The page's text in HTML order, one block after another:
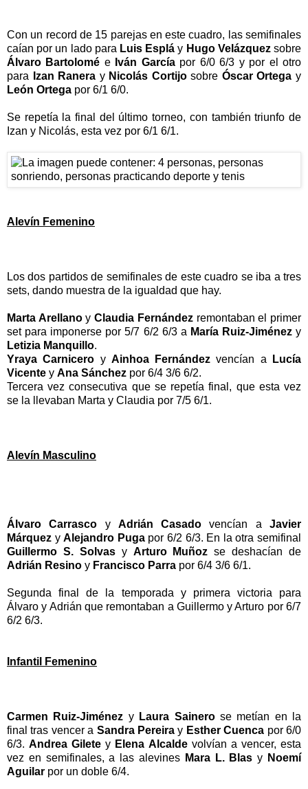
Con un record de 15 parejas en este cuadro, las semifinales
caían por un lado para Luis Esplá y Hugo Velázquezsobre
Álvaro Bartolomé e Iván Garcíapor 6/0 6/3 y por el otro
para
Izan Ranera y Nicolás Cortijosobre Óscar Ortega y
León Ortega por 6/1 6/0.
Se repetía la final del último torneo, con también triunfo de
Izan y Nicolás, esta vez por 6/1 6/1.
Alevín Femenino
Los dos partidos de semifinales de este cuadro se iba a tres
sets, dando muestra de la igualdad que hay.
Marta ArellanoyClaudia Fernández remontaban el primer
set para imponerse por 5/7 6/2 6/3 a María Ruiz-Jiménezy
Letizia Manquillo.
Yraya Carnicero y Ainhoa Fernández vencían a
Lucía
Vicente y Ana Sánchez por 6/4 3/6 6/2.
Tercera vez consecutiva que se repetía final, que esta vez
se la llevaban Marta y Claudia por 7/5 6/1.
Alevín Masculino
Álvaro Carrasco y Adrián Casado vencían aJavier
Márquez yAlejandro Pugapor 6/2 6/3. En la otra semifinal
Guillermo S. Solvasy Arturo Muñoz se deshacían de
Adrián Resino y Francisco Parra por 6/4 3/6 6/1.
Segunda final de la temporada y primera victoria para
Álvaro y Adrián que remontaban a Guillermo y Arturo por 6/7
6/2 6/3.
Infantil Femenino
Carmen Ruiz-Jiménez y Laura Sainerose metían en la
final tras vencer a Sandra Pereira y Esther Cuenca por 6/0
6/3.Andrea Gilete y Elena Alcaldevolvían a vencer, esta
vez en semifinales, a las alevines Mara L. Blas y Noemí
Aguilar por un doble 6/4.